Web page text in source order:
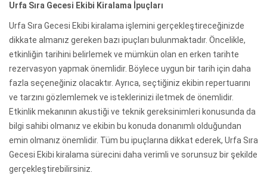
Urfa Sıra Gecesi Ekibi Kiralama İpuçları
Urfa Sıra Gecesi Ekibi kiralama işlemini gerçekleştireceğinizde
dikkate almanız gereken bazı ipuçları bulunmaktadır. Öncelikle,
etkinliğin tarihini belirlemek ve mümkün olan en erken tarihte
rezervasyon yapmak önemlidir. Böylece uygun bir tarih için daha
fazla seçeneğiniz olacaktır. Ayrıca, seçtiğiniz ekibin repertuarını
ve tarzını gözlemlemek ve isteklerinizi iletmek de önemlidir.
Etkinlik mekanının akustiği ve teknik gereksinimleri konusunda da
bilgi sahibi olmanız ve ekibin bu konuda donanımlı olduğundan
emin olmanız önemlidir. Tüm bu ipuçlarına dikkat ederek, Urfa Sıra
Gecesi Ekibi kiralama sürecini daha verimli ve sorunsuz bir şekilde
gerçekleştirebilirsiniz.